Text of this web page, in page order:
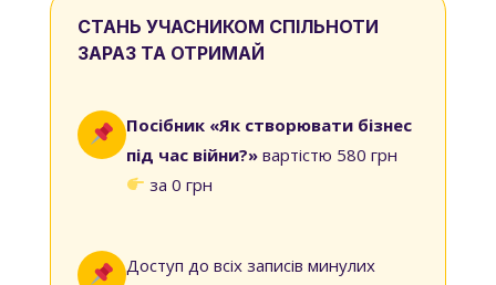
СТАНЬ УЧАСНИКОМ СПІЛЬНОТИ
ЗАРАЗ ТА ОТРИМАЙ
Посібник «Як створювати бізнес
під час війни?»вартістю 580 грн
за 0 грн
Доступ до всіх записів минулих